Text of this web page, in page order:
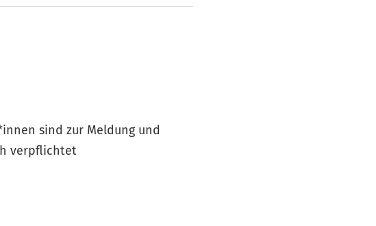
sind zur Meldung und
verpflichtet